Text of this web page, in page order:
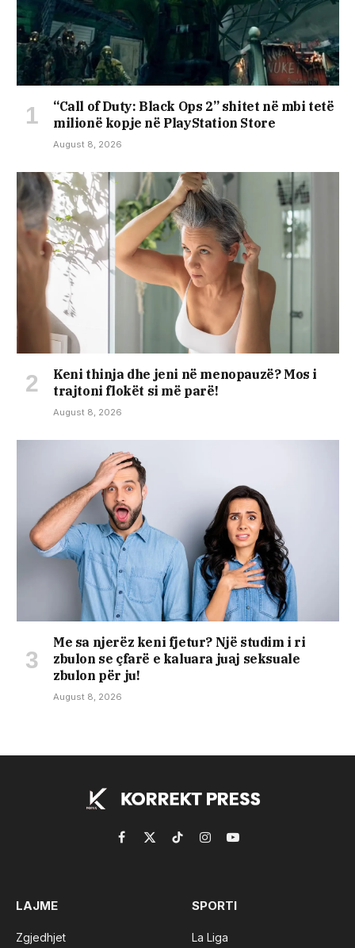
“Call of Duty: Black Ops 2” shitet në mbi tetë
milionë kopje në PlayStation Store
August 8, 2026
Keni thinja dhe jeni në menopauzë? Mos i
trajtoni flokët si më parë!
August 8, 2026
Me sa njerëz keni fjetur? Një studim i ri
zbulon se çfarë e kaluara juaj seksuale
zbulon për ju!
August 8, 2026
Facebook
X
TikTokInstagramYouTube
LAJME
Zgjedhjet
SPORTI
La Liga